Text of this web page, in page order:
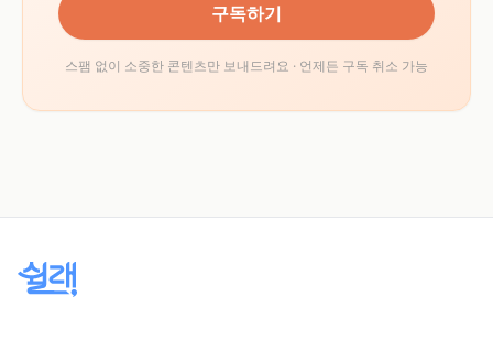
구독하기
스팸 없이 소중한 콘텐츠만 보내드려요 · 언제든 구독 취소 가능